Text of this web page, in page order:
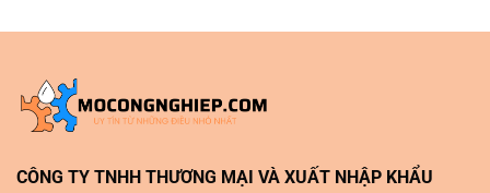
CÔNG TY TNHH THƯƠNG MẠI VÀ XUẤT NHẬP KHẨU